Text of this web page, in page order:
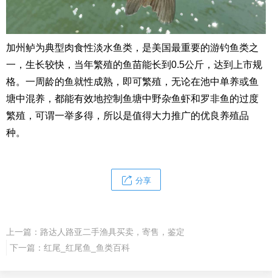
加州鲈为典型肉食性淡水鱼类，是美国最重要的游钓鱼类之
一，生长较快，当年繁殖的鱼苗能长到0.5公斤，达到上市规
格。一周龄的鱼就性成熟，即可繁殖，无论在池中单养或鱼
塘中混养，都能有效地控制鱼塘中野杂鱼虾和罗非鱼的过度
繁殖，可谓一举多得，所以是值得大力推广的优良养殖品
种。
分享
上一篇： 路达人路亚二手渔具买卖，寄售，鉴定
下一篇： 红尾_红尾鱼_鱼类百科